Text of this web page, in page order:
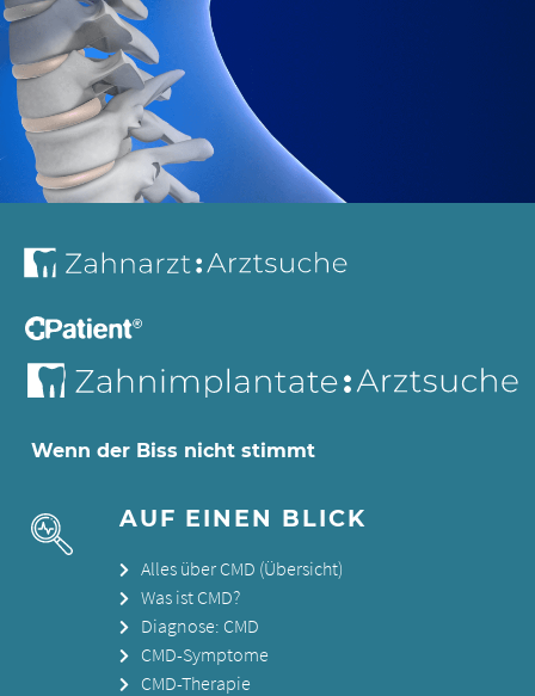
Wenn der Biss nicht stimmt
AUF EINEN BLICK
Alles über CMD (Übersicht)
Was ist CMD?
Diagnose: CMD
CMD-Symptome
CMD-Therapie